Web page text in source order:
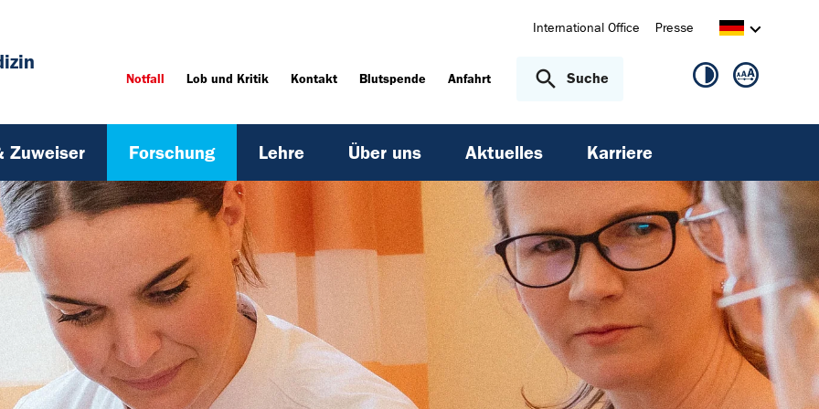
International Office Presse
Notfall Lob und Kritik Kontakt Blutspende Anfahrt Suche
Zuweiser Forschung(current)
Lehre Über uns Aktuelles Karriere